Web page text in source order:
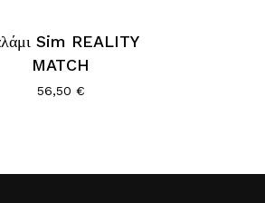
Sim REALITY
MATCH
56,50 €